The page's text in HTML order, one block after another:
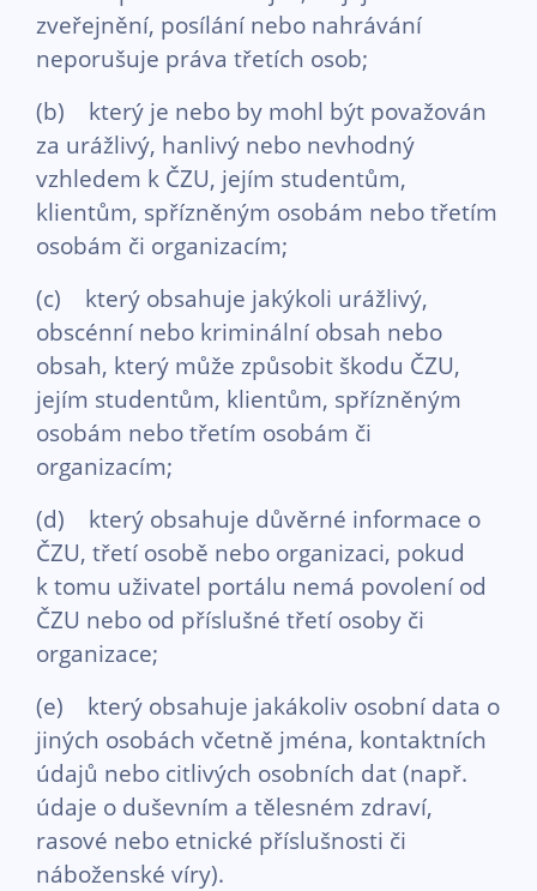
zveřejnění, posílání nebo nahrávání
neporušuje práva třetích osob;
(b) který je nebo by mohl být považován
za urážlivý, hanlivý nebo nevhodný
vzhledem k ČZU, jejím studentům,
klientům, spřízněným osobám nebo třetím
osobám či organizacím;
(c) který obsahuje jakýkoli urážlivý,
obscénní nebo kriminální obsah nebo
obsah, který může způsobit škodu ČZU,
jejím studentům, klientům, spřízněným
osobám nebo třetím osobám či
organizacím;
(d) který obsahuje důvěrné informace o
ČZU, třetí osobě nebo organizaci, pokud
k tomu uživatel portálu nemá povolení od
ČZU nebo od příslušné třetí osoby či
organizace;
(e) který obsahuje jakákoliv osobní data o
jiných osobách včetně jména, kontaktních
údajů nebo citlivých osobních dat (např.
údaje o duševním a tělesném zdraví,
rasové nebo etnické příslušnosti či
náboženské víry).